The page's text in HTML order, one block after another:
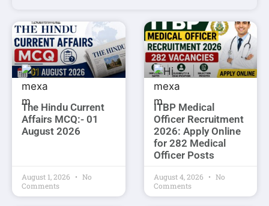
The Hindu Current
Affairs MCQ:- 01
August 2026
August 1, 2026
No
Comments
ITBP Medical
Officer Recruitment
2026: Apply Online
for 282 Medical
Officer Posts
August 4, 2026
No
Comments